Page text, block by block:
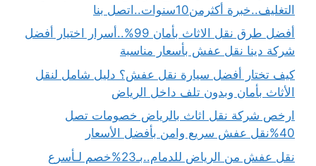
التغليف..خبرة أكثرمن10سنوات..اتصل بنا
أفضل طرق نقل الاثاث بأمان 99%..أسرار اختيار أفضل
شركة دينا نقل عفش بأسعار مناسبة
كيف تختار أفضل سيارة نقل عفش؟ دليل شامل لنقل
الأثاث بأمان وبدون تلف داخل الرياض
ارخص شركة نقل اثاث بالرياض خصومات تصل
40%نقل عفش سريع وامن بأفضل الأسعار
نقل عفش من الرياض للدمام..بـ23%خصم لـأسرع